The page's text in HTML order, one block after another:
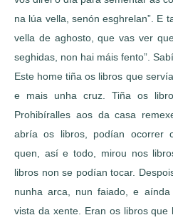
na lúa vella, senón esghrelan”. E
vella de aghosto, que vas ver
seghidas, non hai máis fento”.
Este home tiña os libros que
e mais unha cruz. Tiña os
Prohibíralles aos da casa
abría os libros, podían ocorrer
quen, así e todo, mirou nos
libros non se podían tocar.
nunha arca, nun faiado, e
vista da xente. Eran os libros